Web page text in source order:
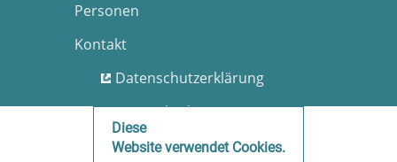
Personen
Kontakt
Datenschutzerklärung
Nutzungsbedingungen
Barrierefreiheit
Diese
Website verwendet Cookies.